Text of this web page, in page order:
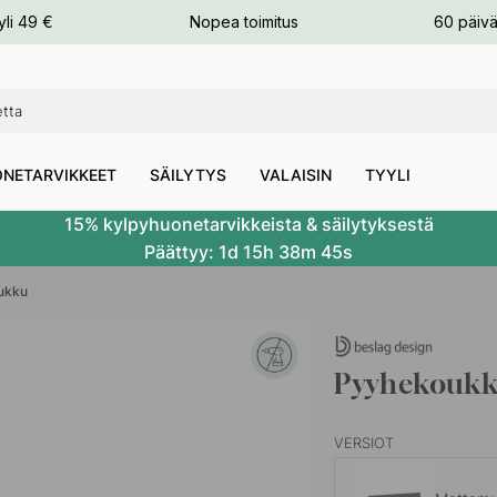
49 € Nopea toimitus 60
SÄILYTYS VALAISIN TYYLI
15% kylpyhuonetarvikkeista & säilytyksestä
Päättyy: 1d 15h 38m 44s
VERSIOT